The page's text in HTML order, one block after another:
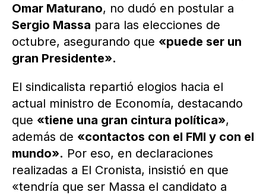
Omar Maturano, no dudó en postular a
Sergio Massa para las elecciones de
octubre, asegurando que «puede ser un
gran Presidente».
El sindicalista repartió elogios hacia el
actual ministro de Economía, destacando
que «tiene una gran cintura política»,
además de «contactos con el FMI y con el
mundo». Por eso, en declaraciones
realizadas a El Cronista, insistió en que
«tendría que ser Massa el candidato a